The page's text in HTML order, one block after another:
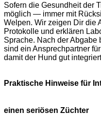
Sofern die Gesundheit der
möglich — immer mit
Welpen. Wir zeigen Dir die
Protokolle und erklären
Sprache. Nach der
sind ein Ansprechpartner
damit der Hund gut
Praktische Hinweise für
einen seriösen Züchter